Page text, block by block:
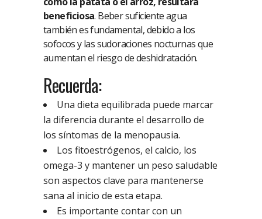
beneficiosa. Beber suficiente agua
también es fundamental, debido a los
sofocos y las sudoraciones nocturnas que
aumentan el riesgo de deshidratación.
Recuerda:
Una dieta equilibrada puede marcar
la diferencia durante el desarrollo de
los síntomas de la menopausia.
Los fitoestrógenos, el calcio, los
omega-3 y mantener un peso saludable
son aspectos clave para mantenerse
sana al inicio de esta etapa.
Es importante contar con un